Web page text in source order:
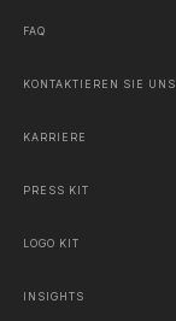
FAQ
KONTAKTIEREN SIE UNS
KARRIERE
PRESS KIT
LOGO KIT
INSIGHTS